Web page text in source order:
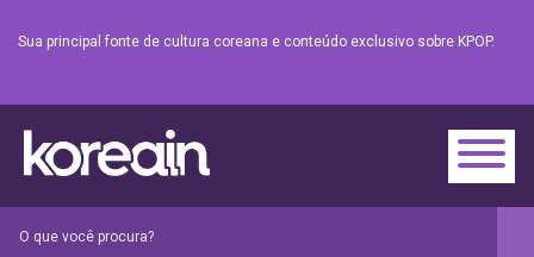
Sua principal fonte de cultura coreana e conteúdo exclusivo sobre KPOP.